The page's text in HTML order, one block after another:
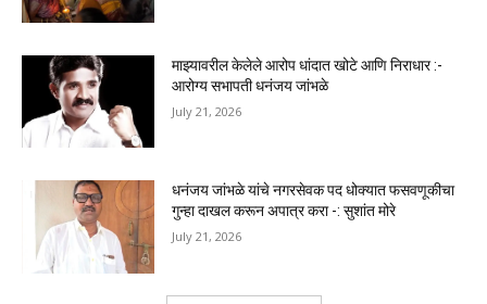
माझ्यावरील केलेले आरोप धांदात खोटे आणि निराधार :-
आरोग्य सभापती धनंजय जांभळे
July 21, 2026
धनंजय जांभळे यांचे नगरसेवक पद धोक्यात फसवणूकीचा
गुन्हा दाखल करून अपात्र करा -: सुशांत मोरे
July 21, 2026